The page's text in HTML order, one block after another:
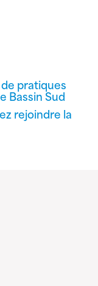
pratiques
Bassin Sud
rejoindre la